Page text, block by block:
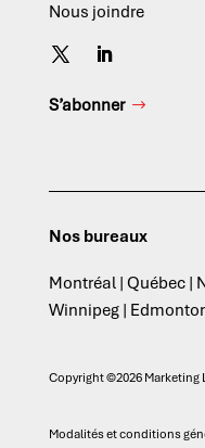
Nous joindre
S’abonner
Nos bureaux
Montréal | Québec |
Winnipeg |
Copyright ©2026 Marketing
Modalités et conditions